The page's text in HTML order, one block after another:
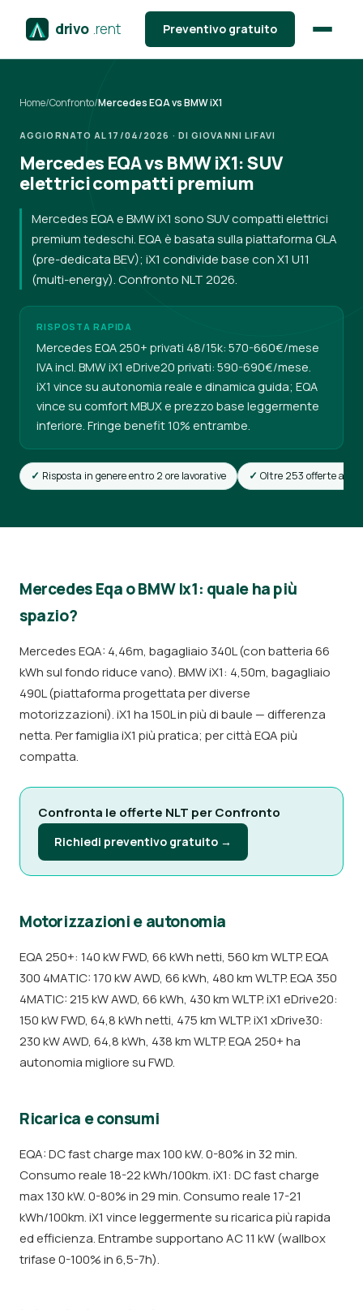
drivo .rent Preventivo gratuito
Home/Confronto/Mercedes EQA vs BMW iX1
AGGIORNATO AL 17/04/2026 · DI GIOVANNI LIFAVI
Mercedes EQA vs BMW iX1: SUV
elettrici compatti premium
Mercedes EQA e BMW iX1 sono SUV compatti elettrici
premium tedeschi. EQA è basata sulla piattaforma GLA
(pre-dedicata BEV); iX1 condivide base con X1 U11
(multi-energy). Confronto NLT 2026.
RISPOSTA RAPIDA
Mercedes EQA 250+ privati 48/15k: 570-660€/mese
IVA incl. BMW iX1 eDrive20 privati: 590-690€/mese.
iX1 vince su autonomia reale e dinamica guida; EQA
vince su comfort MBUX e prezzo base leggermente
inferiore. Fringe benefit 10% entrambe.
Risposta in genere entro 2 ore lavorative Oltre 253 offerte attive
Mercedes Eqa o BMW Ix1: quale ha più
spazio?
Mercedes EQA: 4,46m, bagagliaio 340L (con batteria 66
kWh sul fondo riduce vano). BMW iX1: 4,50m, bagagliaio
490L (piattaforma progettata per diverse
motorizzazioni). iX1 ha 150L in più di baule — differenza
netta. Per famiglia iX1 più pratica; per città EQA più
compatta.
Confronta le offerte NLT per Confronto
Richiedi preventivo gratuito →
Motorizzazioni e autonomia
EQA 250+: 140 kW FWD, 66 kWh netti, 560 km WLTP. EQA
300 4MATIC: 170 kW AWD, 66 kWh, 480 km WLTP. EQA 350
4MATIC: 215 kW AWD, 66 kWh, 430 km WLTP. iX1 eDrive20:
150 kW FWD, 64,8 kWh netti, 475 km WLTP. iX1 xDrive30:
230 kW AWD, 64,8 kWh, 438 km WLTP. EQA 250+ ha
autonomia migliore su FWD.
Ricarica e consumi
EQA: DC fast charge max 100 kW. 0-80% in 32 min.
Consumo reale 18-22 kWh/100km. iX1: DC fast charge
max 130 kW. 0-80% in 29 min. Consumo reale 17-21
kWh/100km. iX1 vince leggermente su ricarica più rapida
ed efficienza. Entrambe supportano AC 11 kW (wallbox
trifase 0-100% in 6,5-7h).